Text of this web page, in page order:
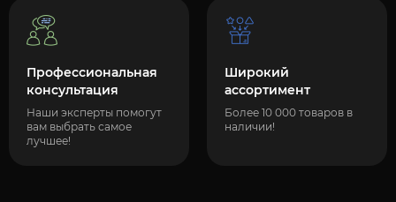
Профессиональная
консультация
Наши эксперты помогут
вам выбрать самое
лучшее!
Широкий
ассортимент
Более 10 000 товаров в
наличии!